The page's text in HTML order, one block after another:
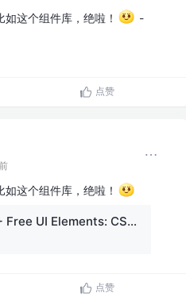
这个组件库，绝啦！
-
点赞
这个组件库，绝啦！
Explore 3000+ Free UI Elements: CSS & Tailwind
点赞